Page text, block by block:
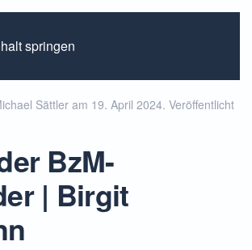
springen
Sättler am 19. April 2024. Veröffentlicht
BzM-
| Birgit